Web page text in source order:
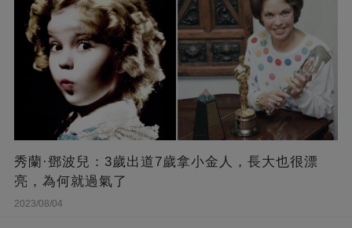
秀蘭·鄧波兒：3歲出道7歲拿小金人，長大也很漂
亮，為何就過氣了
2023/08/04